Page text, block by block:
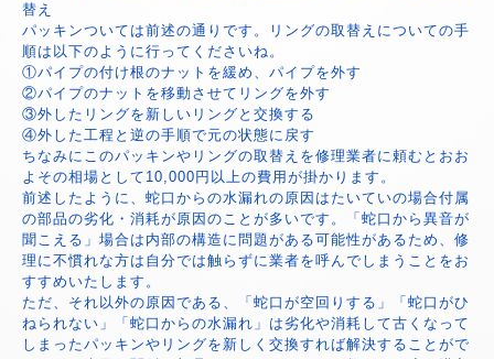
替え
パッキンついては前述の通りです。リングの取替えについての手
順は以下のように行ってくださいね。
①パイプの付け根のナットを緩め、パイプを外す
②パイプのナットを移動させてリングを外す
③外したリングを新しいリングと交換する
④外した工程と逆の手順で元の状態に戻す
ちなみにこのパッキンやリングの取替えを修理業者に頼むとおお
よその相場として10,000円以上の費用が掛かります。
前述したように、蛇口からの水漏れの原因はたいていの場合付属
の部品の劣化・消耗が原因のことが多いです。「蛇口から異音が
聞こえる」場合は内部の構造に問題がある可能性があるため、修
理に不慣れな方は自分では触らずに業者を呼んでしまうことをお
すすめいたします。
ただ、それ以外の原因である、「蛇口が空回りする」「蛇口がひ
ねられない」「蛇口からの水漏れ」は劣化や消耗して古くなって
しまったパッキンやリングを新しく交換すれば解決することがで